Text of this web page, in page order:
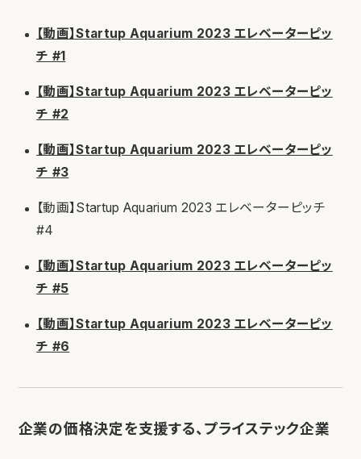
【動画】Startup Aquarium 2023 エレベーターピッ
チ #1
【動画】Startup Aquarium 2023 エレベーターピッ
チ #2
【動画】Startup Aquarium 2023 エレベーターピッ
チ #3
【動画】Startup Aquarium 2023 エレベーターピッチ
#4
【動画】Startup Aquarium 2023 エレベーターピッ
チ #5
【動画】Startup Aquarium 2023 エレベーターピッ
チ #6
企業の価格決定を支援する、プライステック企業